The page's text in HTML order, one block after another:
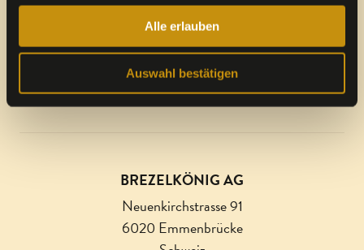
Alle erlauben
Auswahl bestätigen
Eine Marke von
VALORA INTEGRITY LINE
BREZELKÖNIG AG
Neuenkirchstrasse 91
6020 Emmenbrücke